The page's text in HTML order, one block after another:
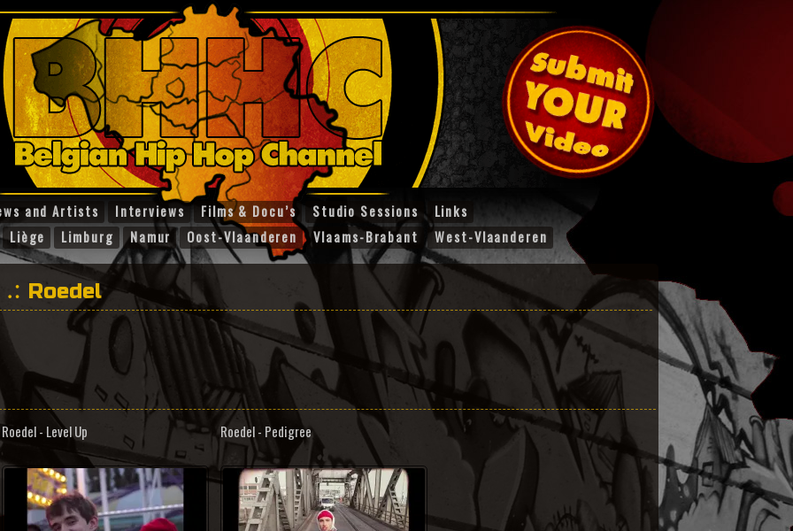
and Artists Interviews Films & Docu’s Studio Sessions
Links
Liège
Limburg Namur Oost-Vlaanderen Vlaams-Brabant West-Vlaanderen
Roedel
Roedel - Level Up Roedel - Pedigree